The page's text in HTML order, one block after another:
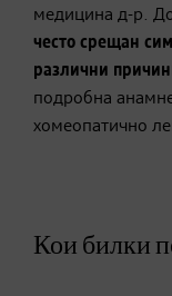
медицина д-р.
често срещан
различни
подробна
хомеопатично
Кои билки